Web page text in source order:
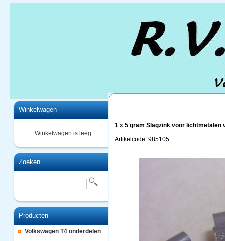
Winkelwagen
Winkelwagen is leeg
Zoeken
Producten
Volkswagen T4 onderdelen
1 x 5 gram Slagzink voor lichtmetalen
Artikelcode: 985105